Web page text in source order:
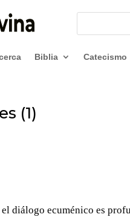
Biblia Catecismo
(1)
diálogo ecuménico es